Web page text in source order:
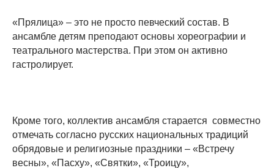
«Прялица» – это не просто певческий состав. В
ансамбле детям преподают основы хореографии и
театрального мастерства. При этом он активно
гастролирует.
Кроме того, коллектив ансамбля старается совместно
отмечать согласно русских национальных традиций
обрядовые и религиозные праздники – «Встречу
весны», «Пасху», «Святки», «Троицу»,